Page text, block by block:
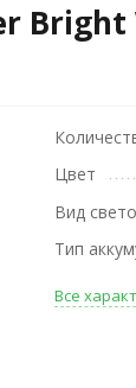
Цвет
Вид
Тип
Все